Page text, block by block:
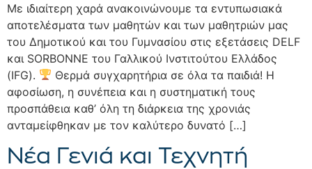
Με ιδιαίτερη χαρά ανακοινώνουμε τα εντυπωσιακά
αποτελέσματα των μαθητών και των μαθητριών μας
του Δημοτικού και του Γυμνασίου στις εξετάσεις DELF
και SORBONNE του Γαλλικού Ινστιτούτου Ελλάδος
(IFG).
Θερμά συγχαρητήρια σε όλα τα παιδιά! Η
αφοσίωση, η συνέπεια και η συστηματική τους
προσπάθεια καθ’ όλη τη διάρκεια της χρονιάς
ανταμείφθηκαν με τον καλύτερο δυνατό […]
Νέα Γενιά και Τεχνητή